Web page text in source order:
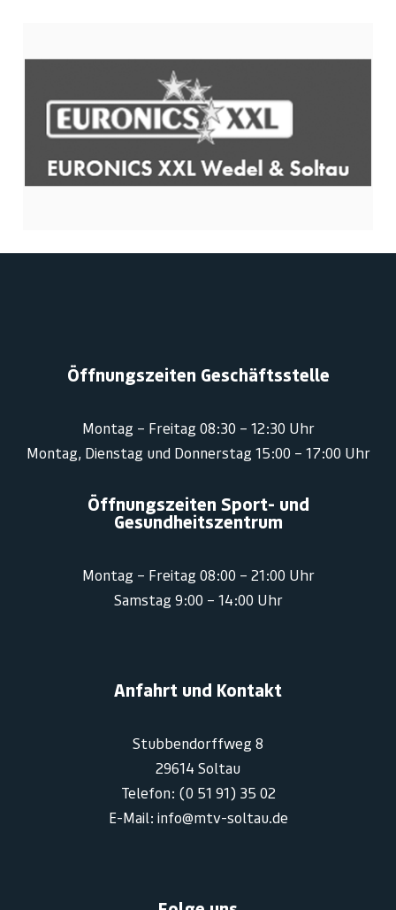
Öffnungszeiten Geschäftsstelle
Montag – Freitag 08:30 – 12:30 Uhr
Montag, Dienstag und Donnerstag 15:00 – 17:00 Uhr
Öffnungszeiten Sport- und
Gesundheitszentrum
Montag – Freitag 08:00 – 21:00 Uhr
Samstag 9:00 – 14:00 Uhr
Anfahrt und Kontakt
Stubbendorffweg 8
29614 Soltau
Telefon: (0 51 91) 35 02
E-Mail: info@mtv-soltau.de